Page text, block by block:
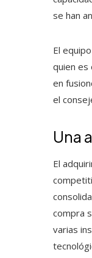
se han
El
quien es
en
el
Una
El
compra
varias